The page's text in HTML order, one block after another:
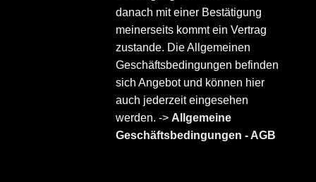
danach mit einer Bestätigung
meinerseits kommt ein Vertrag
zustande. Die Allgemeinen
Geschäftsbedingungen befinden
sich Angebot und können hier
auch jederzeit eingesehen
werden. ->Allgemeine
Geschäftsbedingungen - AGB